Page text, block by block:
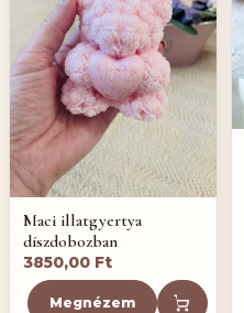
Maci illatgyertya
díszdobozban
3850,00 Ft
Megnézem